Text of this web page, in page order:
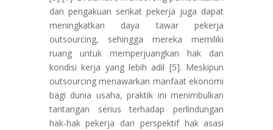
dan pengakuan serikat pekerja juga dapat
meningkatkan daya tawar pekerja
outsourcing, sehingga mereka memiliki
ruang untuk memperjuangkan hak dan
kondisi kerja yang lebih adil [5]. Meskipun
outsourcing menawarkan manfaat ekonomi
bagi dunia usaha, praktik ini menimbulkan
tantangan serius terhadap perlindungan
hak-hak pekerja dari perspektif hak asasi